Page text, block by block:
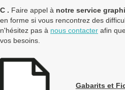
C . Faire appel à notre service
en forme si vous rencontrez des
n'hésitez pas à nous contacter afin
vos besoins.
Gabarits et